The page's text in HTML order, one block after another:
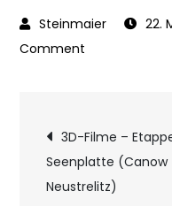
22.
Comment
Etappe
11
(Neustrelitz
3D-Filme –
Seenplatte (Canow
Neustrelitz)